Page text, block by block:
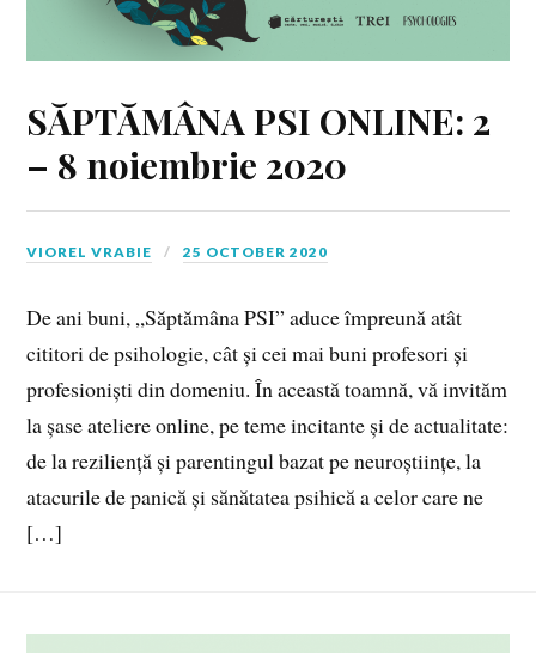
SĂPTĂMÂNA PSI ONLINE: 2
– 8 noiembrie 2020
VIOREL VRABIE 25 OCTOBER 2020
De ani buni, „Săptămâna PSI” aduce împreună atât
cititori de psihologie, cât și cei mai buni profesori și
profesioniști din domeniu. În această toamnă, vă invităm
la șase ateliere online, pe teme incitante și de actualitate:
de la reziliență și parentingul bazat pe neuroștiințe, la
atacurile de panică și sănătatea psihică a celor care ne
[…]